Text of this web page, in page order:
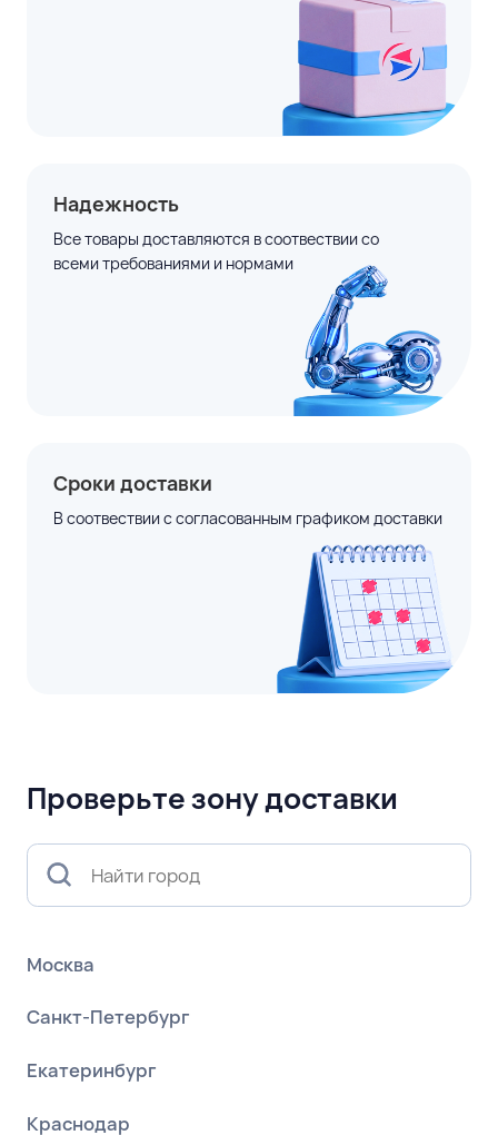
Надежность
Все товары доставляются в соотвествии со
всеми требованиями и нормами
Сроки доставки
В соотвествии с согласованным графиком доставки
Проверьте зону доставки
Москва
Санкт-Петербург
Екатеринбург
Краснодар